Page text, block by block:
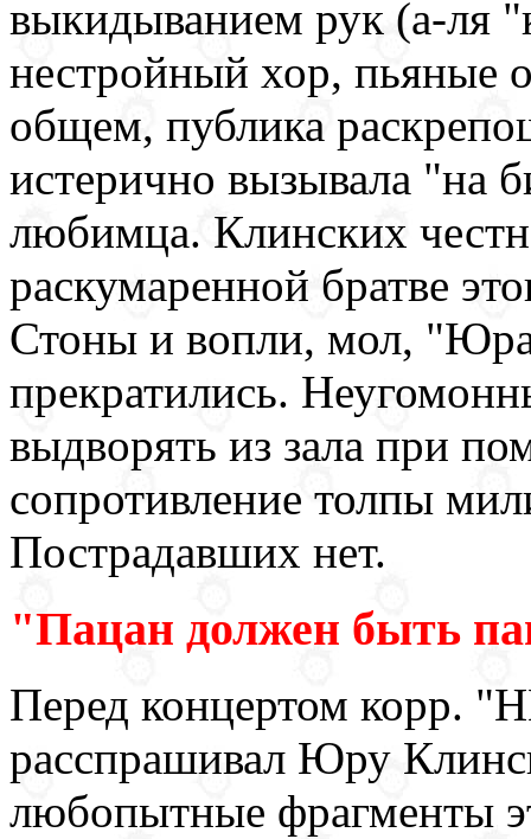
выкидыванием рук (а-ля
нестройный хор, пьяные
общем, публика
истерично вызывала "на
любимца. Клинских
раскумаренной братве
Стоны и вопли, мол,
прекратились.
выдворять из зала при
сопротивление толпы
Пострадавших нет.
"Пацан должен быть
Перед концертом корр.
расспрашивал Юру
любопытные фрагменты